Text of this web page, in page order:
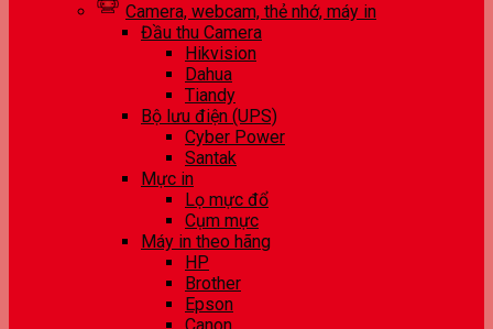
Camera, webcam, thẻ nhớ, máy in
Đầu thu Camera
Hikvision
Dahua
Tiandy
Bộ lưu điện (UPS)
Cyber Power
Santak
Mực in
Lọ mực đổ
Cụm mực
Máy in theo hãng
HP
Brother
Epson